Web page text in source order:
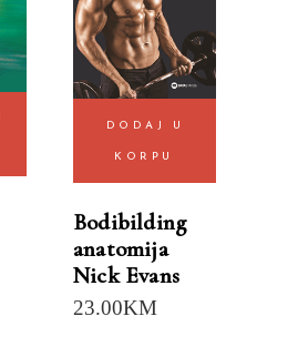
DODAJ U
KORPU
Bodibilding
anatomija
Nick Evans
23.00KM